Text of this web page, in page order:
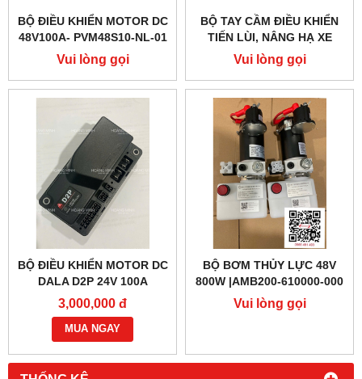
BỘ ĐIỀU KHIỂN MOTOR DC
48V100A- PVM48S10-NL-01
(PTE20Q)
Vui lòng gọi
BỘ TAY CẦM ĐIỀU KHIỂN
TIẾN LÙI, NÂNG HẠ XE
NÂNG ĐIỆN PTE15QA
Vui lòng gọi
BỘ ĐIỀU KHIỂN MOTOR DC
DALA D2P 24V 100A
3,000,000 đ
MUA NGAY
BỘ BƠM THỦY LỰC 48V
800W |AMB200-610000-000
Vui lòng gọi